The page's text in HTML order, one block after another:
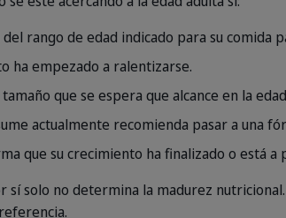
rango de edad indicado para su comida
ha empezado a ralentizarse.
que se espera que alcance en la
actualmente recomienda pasar a una
que su crecimiento ha finalizado o está a
sí solo no determina la madurez